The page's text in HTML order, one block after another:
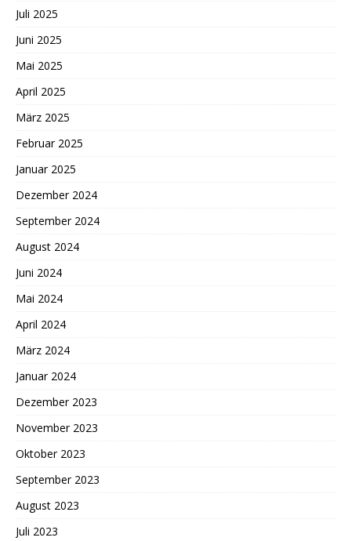
Juli 2025
Juni 2025
Mai 2025
April 2025
März 2025
Februar 2025
Januar 2025
Dezember 2024
September 2024
August 2024
Juni 2024
Mai 2024
April 2024
März 2024
Januar 2024
Dezember 2023
November 2023
Oktober 2023
September 2023
August 2023
Juli 2023